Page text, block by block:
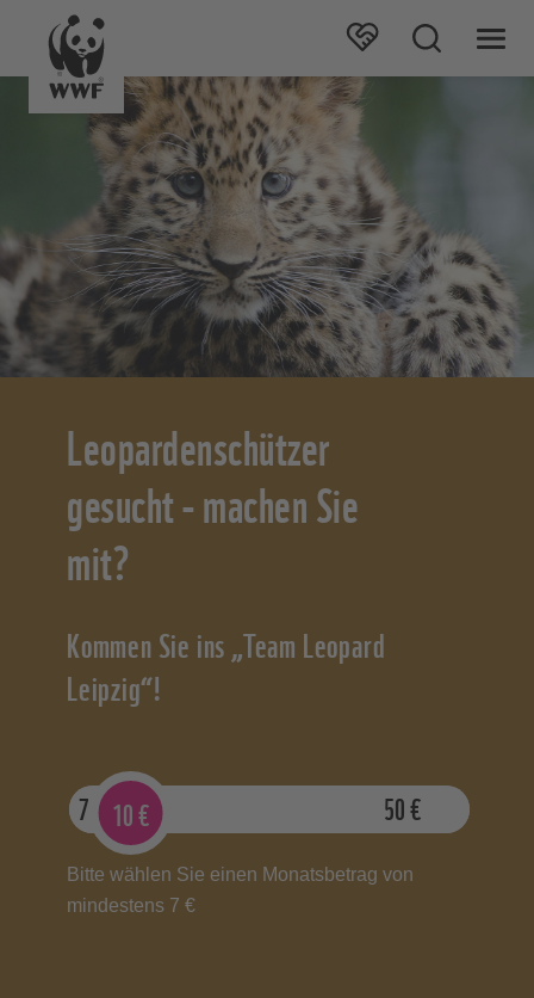
Leopardenschützer
gesucht - machen Sie
mit?
Kommen Sie ins „Team Leopard
Leipzig“!
10€
7 € 50€
Bitte wählen Sie einen Monatsbetrag von
mindestens 7 €